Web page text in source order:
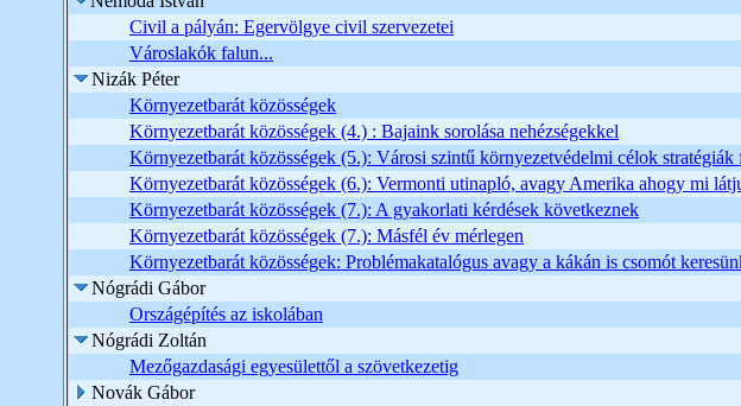
Civil a pályán: Egervölgye civil szervezetei
Városlakók falun...
Nizák Péter
Környezetbarát közösségek
Környezetbarát közösségek (4.) : Bajaink sorolása nehézségekkel
Környezetbarát közösségek (5.): Városi szintű környezetvédelmi célok stratégiák
Környezetbarát közösségek (6.): Vermonti utinapló, avagy Amerika ahogy mi
Környezetbarát közösségek (7.): A gyakorlati kérdések következnek
Környezetbarát közösségek (7.): Másfél év mérlegen
Környezetbarát közösségek: Problémakatalógus avagy a kákán is csomót
Nógrádi Gábor
Országépítés az iskolában
Nógrádi Zoltán
Mezőgazdasági egyesülettől a szövetkezetig
Novák Gábor